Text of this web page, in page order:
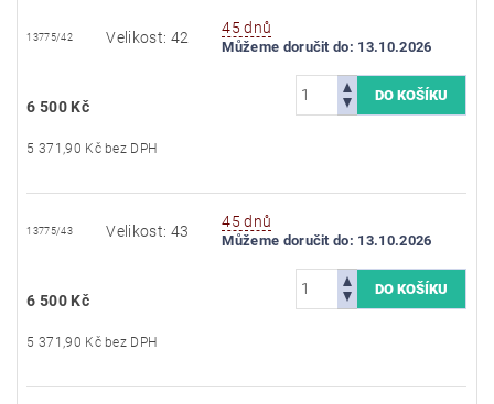
13775/42 Velikost: 42
45 dnů
Můžeme doručit do: 13.10.2026
6 500 Kč
5 371,90 Kč bez DPH
13775/43 Velikost: 43
45 dnů
Můžeme doručit do: 13.10.2026
6 500 Kč
5 371,90 Kč bez DPH